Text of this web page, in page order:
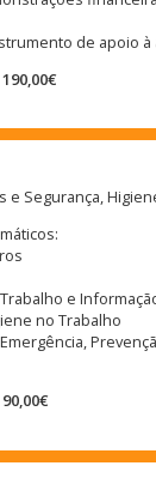
de apoio
e Segurança,
e
no Trabalho